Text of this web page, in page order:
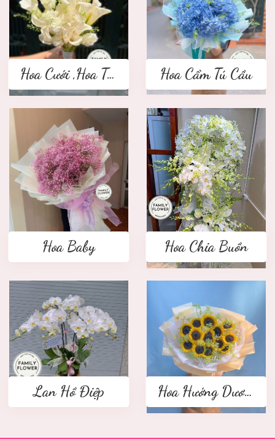
Hoa Cưới ,Hoa Tay Cầm Cô Dâu Hoa Cẩm Tú Cầu
Hoa Baby Hoa Chia Buồn
Lan Hồ Điệp Hoa Hướng Dương